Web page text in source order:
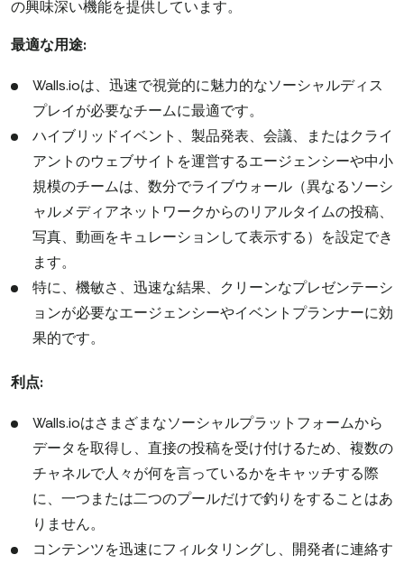
の興味深い機能を提供しています。
最適な用途:
Walls.ioは、迅速で視覚的に魅力的なソーシャルディス
プレイが必要なチームに最適です。
ハイブリッドイベント、製品発表、会議、またはクライ
アントのウェブサイトを運営するエージェンシーや中小
規模のチームは、数分でライブウォール（異なるソーシ
ャルメディアネットワークからのリアルタイムの投稿、
写真、動画をキュレーションして表示する）を設定でき
ます。
特に、機敏さ、迅速な結果、クリーンなプレゼンテーシ
ョンが必要なエージェンシーやイベントプランナーに効
果的です。
利点:
Walls.ioはさまざまなソーシャルプラットフォームから
データを取得し、直接の投稿を受け付けるため、複数の
チャネルで人々が何を言っているかをキャッチする際
に、一つまたは二つのプールだけで釣りをすることはあ
りません。
コンテンツを迅速にフィルタリングし、開発者に連絡す